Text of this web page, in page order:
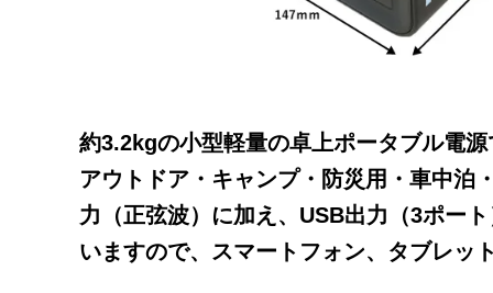
約3.2kgの小型軽量の卓上ポータブル電源
アウトドア・キャンプ・防災用・車中泊
力（正弦波）に加え、USB出力（3ポー
いますので、スマートフォン、タブレッ